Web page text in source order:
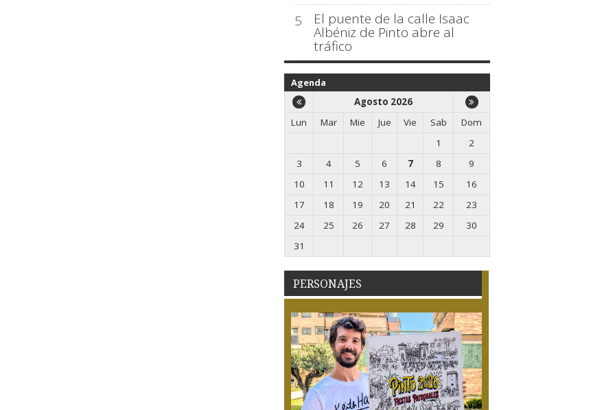
5
El puente de la calle Isaac
Albéniz de Pinto abre al
tráfico
Agenda
Agosto 2026
Lun
Mar Mie Jue Vie Sab
Dom
1
2
3
4 5 6 7 8
9
10
11 12 13 14 15
16
17
18 19 20 21 22
23
24
25 26 27 28 29
30
31
PERSONAJES